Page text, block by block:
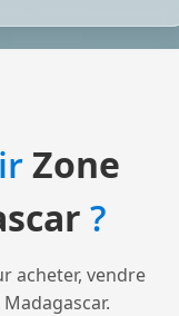
Zone
?
acheter, vendre